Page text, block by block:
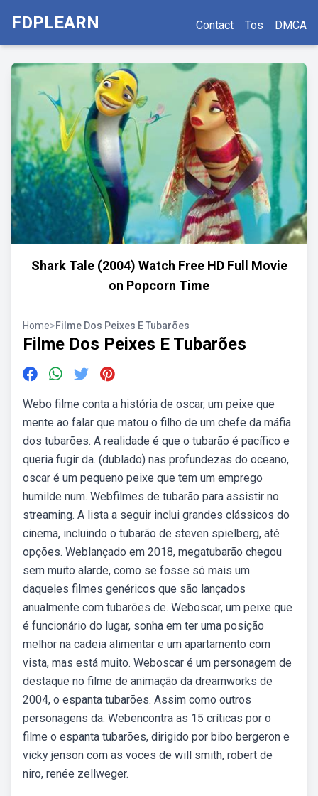
FDPLEARN Contact Tos DMCA
Shark Tale (2004) Watch Free HD Full Movie
on Popcorn Time
Home>Filme Dos Peixes E Tubarões
Filme Dos Peixes E Tubarões
Webo filme conta a história de oscar, um peixe que
mente ao falar que matou o filho de um chefe da máfia
dos tubarões. A realidade é que o tubarão é pacífico e
queria fugir da. (dublado) nas profundezas do oceano,
oscar é um pequeno peixe que tem um emprego
humilde num. Webfilmes de tubarão para assistir no
streaming. A lista a seguir inclui grandes clássicos do
cinema, incluindo o tubarão de steven spielberg, até
opções. Weblançado em 2018, megatubarão chegou
sem muito alarde, como se fosse só mais um
daqueles filmes genéricos que são lançados
anualmente com tubarões de. Weboscar, um peixe que
é funcionário do lugar, sonha em ter uma posição
melhor na cadeia alimentar e um apartamento com
vista, mas está muito. Weboscar é um personagem de
destaque no filme de animação da dreamworks de
2004, o espanta tubarões. Assim como outros
personagens da. Webencontra as 15 críticas por o
filme o espanta tubarões, dirigido por bibo bergeron e
vicky jenson com as voces de will smith, robert de
niro, renée zellweger.